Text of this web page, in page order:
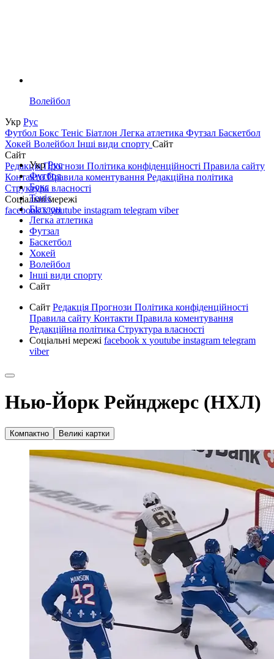
Волейбол
Укр Рус
Футбол Бокс Теніс Біатлон Легка атлетика Футзал Баскетбол
Хокей Волейбол Інші види спорту Сайт
Сайт
РедакціяПрогнози Політика конфіденційності Правила сайту
КонтактиПравила коментування Редакційна політика
Структура власності
Соціальні мережі
facebookxyoutube instagram telegram viber
УкрРус
Футбол
Бокс
Теніс
Біатлон
Легка атлетика
Футзал
Баскетбол
Хокей
Волейбол
Інші види спорту
Сайт
Сайт Редакція Прогнози Політика конфіденційності
Правила сайту Контакти Правила коментування
Редакційна політика Структура власності
Соціальні мережі facebook x youtube instagram telegram
viber
Нью-Йорк Рейнджерс (НХЛ)
Компактно Великі картки